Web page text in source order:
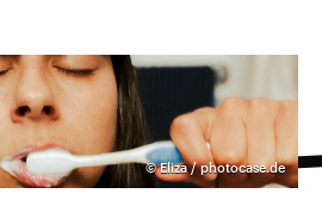
©Eliza / photocase.de